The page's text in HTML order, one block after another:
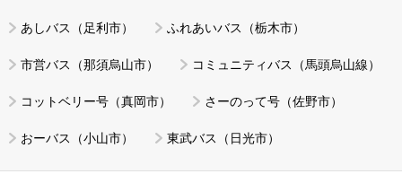
あしバス（足利市） ふれあいバス（栃木市）
市営バス（那須烏山市） コミュニティバス（馬頭烏山線）
コットベリー号（真岡市） さーのって号（佐野市）
おーバス（小山市） 東武バス（日光市）